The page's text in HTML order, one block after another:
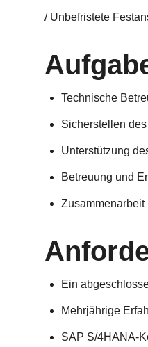
/ Unbefristete
Technische
Sicherstellen
Unterstützung
Betreuung und
Zusammenarbeit
Ein
Mehrjährige
SAP S/4HANA-